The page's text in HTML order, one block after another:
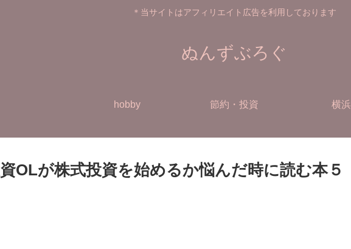
＊当サイトはアフィリエイト広告を利用しております
ぬんずぶろぐ
hobby 節約・投資 横浜
資OLが株式投資を始めるか悩んだ時に読む本５